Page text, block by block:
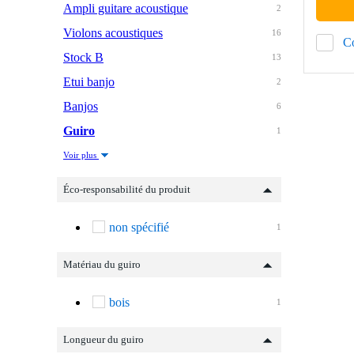
2
Ampli guitare acoustique
16
Violons acoustiques
13
Stock B
2
Etui banjo
6
Banjos
1
Guiro
Voir plus
Éco-responsabilité du produit
1
non spécifié
Matériau du guiro
1
bois
Longueur du guiro